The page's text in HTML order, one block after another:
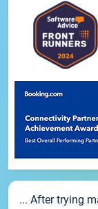
... After trying